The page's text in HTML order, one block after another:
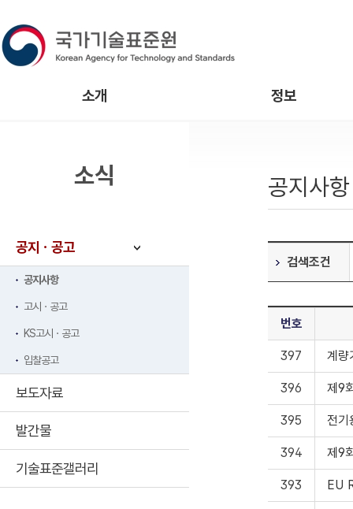
소개 정보
공지사항
검색조건
번호
397 계량
396 제9
395 전기
394 제9
393 EU
소식
공지ㆍ공고
공지사항
고시ㆍ공고
KS고시ㆍ공고
입찰공고
보도자료
발간물
기술표준갤러리